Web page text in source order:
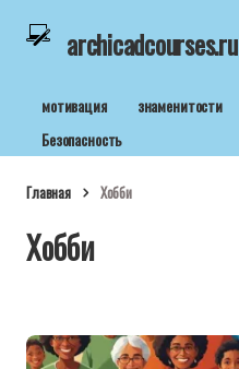
archicadcourses.ru
мотивация знаменитости
Безопасность
Главная Хобби
Хобби